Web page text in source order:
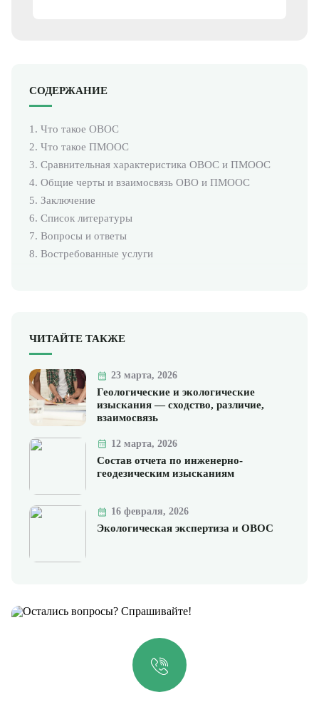
СОДЕРЖАНИЕ
1. Что такое ОВОС
2. Что такое ПМООС
3. Сравнительная характеристика ОВОС и ПМООС
4. Общие черты и взаимосвязь ОВО и ПМООС
5. Заключение
6. Список литературы
7. Вопросы и ответы
8. Востребованные услуги
ЧИТАЙТЕ ТАКЖЕ
23 марта, 2026
Геологические и экологические
изыскания — сходство, различие,
взаимосвязь
12 марта, 2026
Состав отчета по инженерно-
геодезическим изысканиям
16 февраля, 2026
Экологическая экспертиза и ОВОС